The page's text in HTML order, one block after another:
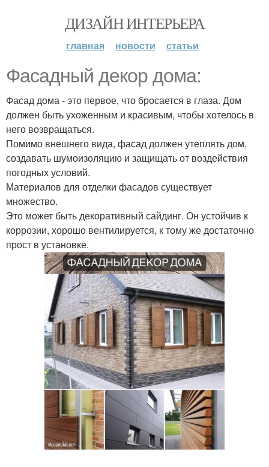
ДИЗАЙН ИНТЕРЬЕРА
главная новости статьи
Фасадный декор дома:
Фасад дома - это первое, что бросается в глаза. Дом
должен быть ухоженным и красивым, чтобы хотелось в
него возвращаться.
Помимо внешнего вида, фасад должен утеплять дом,
создавать шумоизоляцию и защищать от воздействия
погодных условий.
Материалов для отделки фасадов существует
множество.
Это может быть декоративный сайдинг. Он устойчив к
коррозии, хорошо вентилируется, к тому же достаточно
прост в установке.